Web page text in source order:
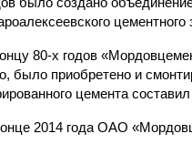
цементного
80-х годов
было приобретено и
цемента
2014 года ОАО